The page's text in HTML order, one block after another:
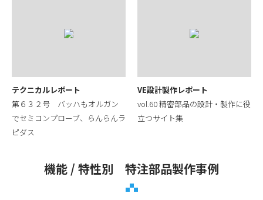
テクニカルレポート
第６３２号 バッハもオルガン
でセミコンプローブ、らんらんラ
ピダス
VE設計製作レポート
vol.60 精密部品の設計・製作に役
立つサイト集
機能 / 特性別 特注部品製作事例